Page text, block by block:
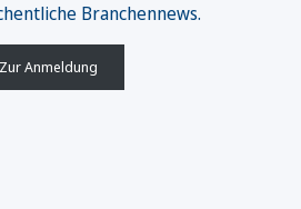
Branchennews.
Zur Anmeldung